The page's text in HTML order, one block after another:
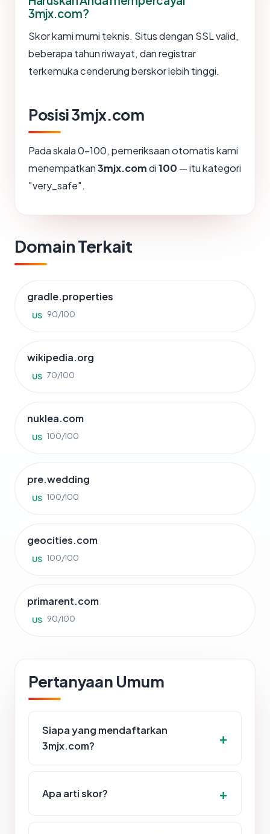
3mjx.com?
Skor kami murni teknis. Situs dengan SSL valid,
beberapa tahun riwayat, dan registrar
terkemuka cenderung berskor lebih tinggi.
Posisi 3mjx.com
Pada skala 0-100, pemeriksaan otomatis kami
menempatkan3mjx.comdi100 — itu kategori
"very_safe".
Domain Terkait
gradle.properties
US 90/100
wikipedia.org
US 70/100
nuklea.com
US 100/100
pre.wedding
US 100/100
geocities.com
US 100/100
primarent.com
US 90/100
Pertanyaan Umum
Siapa yang mendaftarkan
3mjx.com?
Apa arti skor?